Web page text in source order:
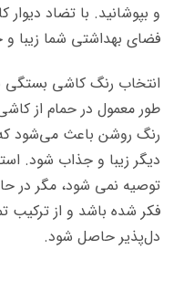
و بپوشانید. با تضاد
فضای بهداشتی شما زیبا
انتخاب رنگ کاشی بستگی
طور معمول در حمام از
رنگ روشن باعث می‌شود که
دیگر زیبا و جذاب شود.
توصیه نمی شود، مگر در
فکر شده باشد و از ترکیب
دل‌پذیر حاصل شود.